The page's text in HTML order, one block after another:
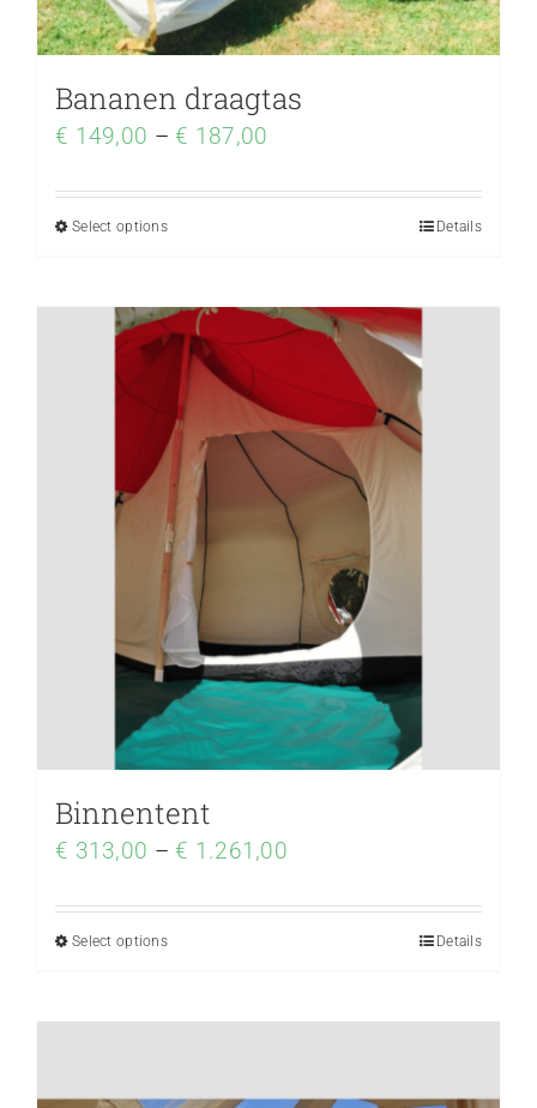
Bananen draagtas
€ 149,00 –€ 187,00
Select options Details
Binnentent
€ 313,00 –€ 1.261,00
Select options Details